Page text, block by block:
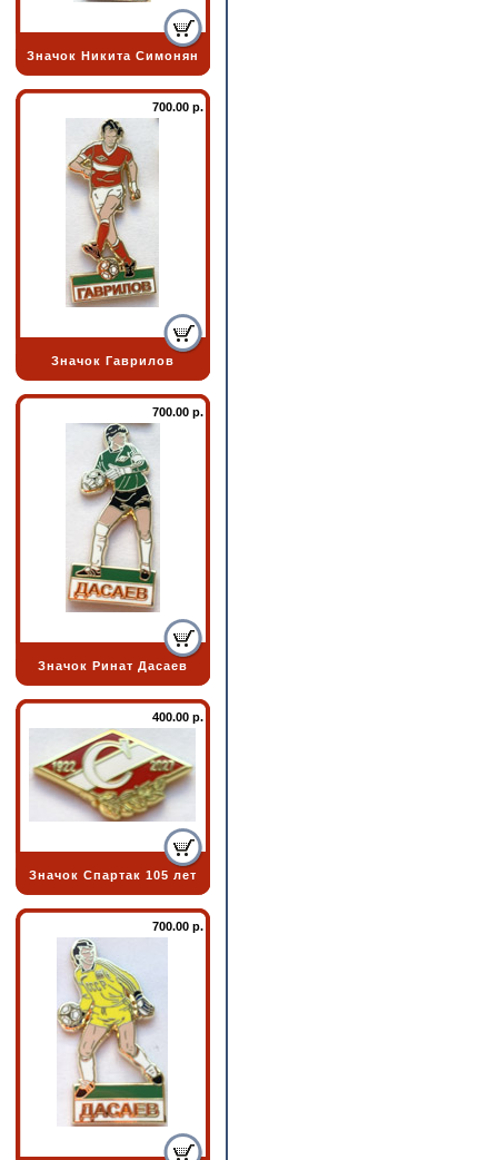
Значок Никита Симонян
700.00 р.
Значок Гаврилов
700.00 р.
Значок Ринат Дасаев
400.00 р.
Значок Спартак 105 лет
700.00 р.